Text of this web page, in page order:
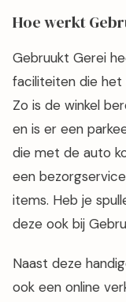
Hoe werkt
Gebruukt Gerei
faciliteiten die het
Zo is de winkel
en is er een
die met de auto
een
items. Heb je
deze ook bij
Naast deze
ook een online